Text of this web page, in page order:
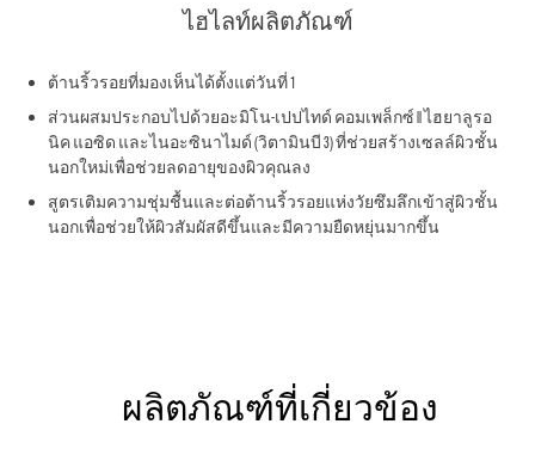
ไฮไลท์ผลิตภัณฑ์
ต้านริ้วรอยที่มองเห็นได้ตั้งแต่วันที่ 1
ส่วนผสมประกอบไปด้วยอะมิโน-เปปไทด์ คอมเพล็กซ์ ll ไฮยาลูรอ
นิค แอซิด และไนอะซินาไมด์ (วิตามินบี 3) ที่ช่วยสร้างเซลล์ผิวชั้น
นอกใหม่เพื่อช่วยลดอายุของผิวคุณลง
สูตรเติมความชุ่มชื้นและต่อต้านริ้วรอยแห่งวัยซึมลึกเข้าสู่ผิวชั้น
นอกเพื่อช่วยให้ผิวสัมผัสดีขึ้นและมีความยืดหยุ่นมากขึ้น
ผลิตภัณฑ์ที่เกี่ยวข้อง